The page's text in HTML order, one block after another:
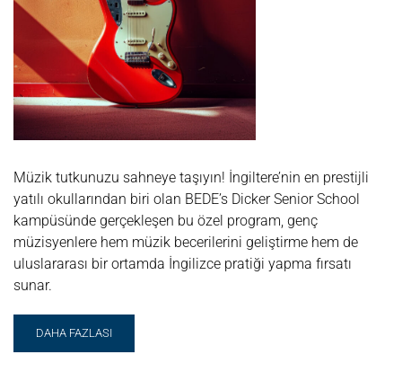
Müzik tutkunuzu sahneye taşıyın! İngiltere’nin en prestijli
yatılı okullarından biri olan BEDE’s Dicker Senior School
kampüsünde gerçekleşen bu özel program, genç
müzisyenlere hem müzik becerilerini geliştirme hem de
uluslararası bir ortamda İngilizce pratiği yapma fırsatı
sunar.
READ
MORE
DAHA FAZLASI